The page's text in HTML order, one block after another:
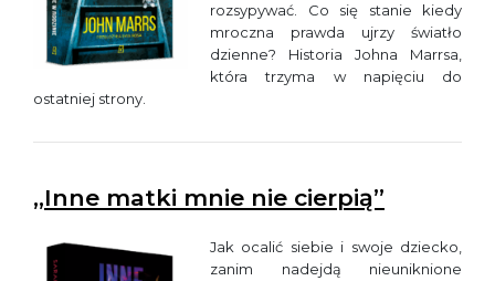
rozsypywać. Co się stanie kiedy
mroczna prawda ujrzy światło
dzienne? Historia Johna Marrsa,
która trzyma w napięciu do
ostatniej strony.
„Inne matki mnie nie cierpią”
Jak ocalić siebie i swoje dziecko,
zanim nadejdą nieuniknione